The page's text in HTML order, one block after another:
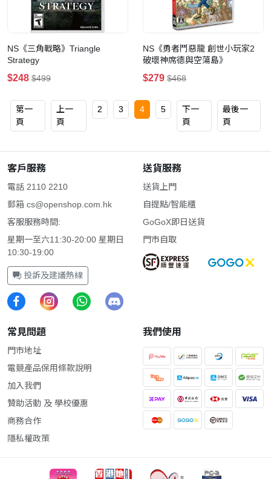
NS《三角戰略》Triangle
Strategy
$248 $499
NS《勇者鬥惡龍 創世小玩家2
破壞神席德與空蕩島》
$279 $468
第一
頁
上一
頁
2 3 4 5
下一
頁
最後一
頁
客戶服務
電話 2110 2210
郵箱 cs@openshop.com.hk
客服服務時間:
星期一至六11:30-20:00 星期日
10:30-19:00
投訴及建議熱線
送貨服務
送貨上門
自提點/智能櫃
GoGoX即日送貨
門市自取
常見問題
門市地址
電競產品保用條款說明
加入我們
贊助活動 及 學校優惠
商務合作
隱私權政策
我們使用